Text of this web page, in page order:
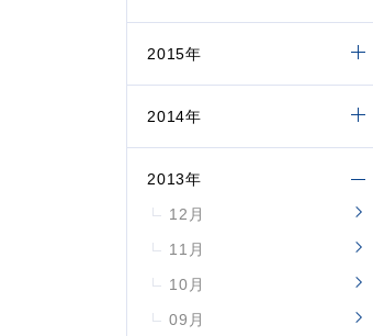
2015年
2014年
2013年
12月
11月
10月
09月